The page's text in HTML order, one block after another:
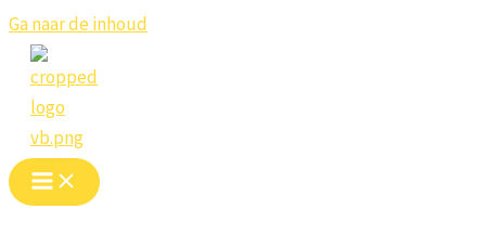
Ga naar de inhoud